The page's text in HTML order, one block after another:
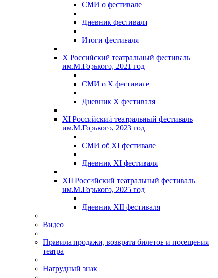
СМИ о фестивале
Дневник фестиваля
Итоги фестиваля
X Российский театральный фестиваль
им.М.Горького, 2021 год
СМИ о X фестивале
Дневник X фестиваля
XI Российский театральный фестиваль
им.М.Горького, 2023 год
СМИ об XI фестивале
Дневник XI фестиваля
XII Российский театральный фестиваль
им.М.Горького, 2025 год
Дневник XII фестиваля
Видео
Правила продажи, возврата билетов и посещения
театра
Нагрудный знак